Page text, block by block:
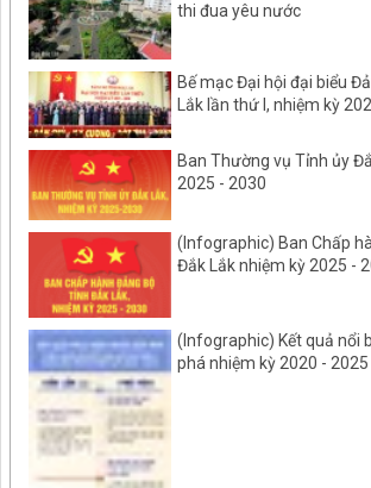
thi đua yêu nước
Bế mạc Đại hội đại biểu
Lắk lần thứ I, nhiệm kỳ
Ban Thường vụ Tỉnh ủy
2025 - 2030
(Infographic) Ban Chấp
Đắk Lắk nhiệm kỳ 2025 -
(Infographic) Kết quả nổi
phá nhiệm kỳ 2020 - 2025